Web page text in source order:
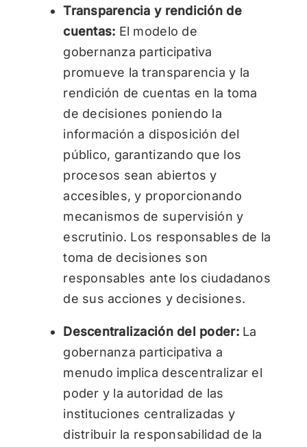
Transparencia y rendición de
cuentas: El modelo de
gobernanza participativa
promueve la transparencia y la
rendición de cuentas en la toma
de decisiones poniendo la
información a disposición del
público, garantizando que los
procesos sean abiertos y
accesibles, y proporcionando
mecanismos de supervisión y
escrutinio. Los responsables de la
toma de decisiones son
responsables ante los ciudadanos
de sus acciones y decisiones.
Descentralización del poder: La
gobernanza participativa a
menudo implica descentralizar el
poder y la autoridad de las
instituciones centralizadas y
distribuir la responsabilidad de la